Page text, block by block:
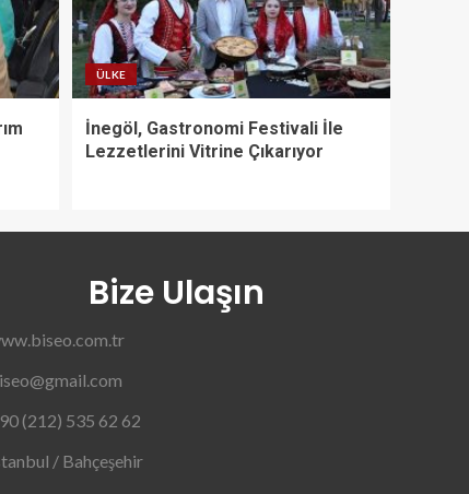
ÜLKE
İnegöl, Gastronomi Festivali İle
Lezzetlerini Vitrine Çıkarıyor
Bize Ulaşın
(212) 535 62 62
/ Bahçeşehir